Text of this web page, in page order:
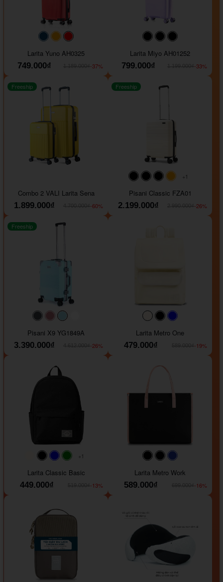
#093f69#ffa500
Larita Yuno AH0325
749.000₫
-37%
#000000#000000
Larita Miyo AH01252
799.000₫
-33%
Freeship
Combo 2 VALI Larita Sena
1.899.000₫
-60%
#000000#000000#000000
+1
Freeship
Pisani Classic FZA01
2.199.000₫
-26%
#40454a#b76e79
Freeship
Pisani X9 YG1849A
3.390.000₫
-26%
#faf0e6#000000
Larita Metro One
479.000₫
-19%
#faf0e6#000000#0000FF
+1
Larita Classic Basic
449.000₫
-13%
#000000#000000
Larita Metro Work
589.000₫
-16%